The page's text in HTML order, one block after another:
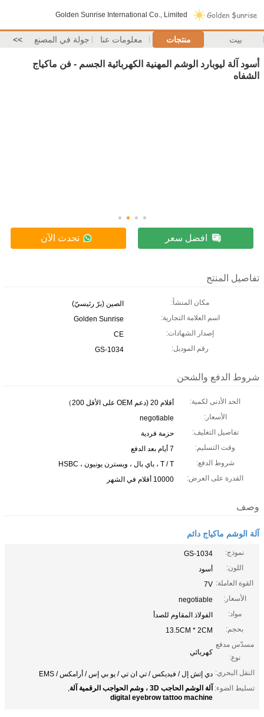
Golden Sunrise International Co., Limited
بيت منتجات معلومات عنا جولة في المصنع >>
أسود آلة ليوبارد الوشم المهنية الكهربائية الجسم - فن ماكياج
الشفاه
افضل سعر تحدث الآن
تفاصيل المنتج
مكان المنشأ:
الصين (برّ رئيسيّ)
اسم العلامة التجارية:
Golden Sunrise
إصدار الشهادات:
CE
رقم الموديل:
GS-1034
شروط الدفع والشحن
الحد الأدنى لكمية:
أقلام 20 (دعم OEM على الأقل 200）
الأسعار:
negotiable
تفاصيل التغليف:
حزمة فردية
وقت التسليم:
7 أيام بعد الدفع
شروط الدفع:
T / T ، باي بال ، ويسترن يونيون ، HSBC
القدرة على العرض:
10000 أقلام في الشهر
وصف
آلة الوشم ماكياج دائم
نموذج:
GS-1034
اللون:
أسود
القوة العاملة: 7V
الأسعار:
negotiable
مواد:
الفولاذ المقاوم للصدأ
بحجم:
13.5CM * 2CM
مسدّس مدفع
نوع:
كهربائي
النقل البحري: دي إتش إل / فيديكس / تي ان تي / يو بي إس / أرامكس / EMS
تسليط الضوء: آلة الوشم الحاجب 3D ، وشم الحواجب الرقمية آلة
,
digital eyebrow tattoo machine